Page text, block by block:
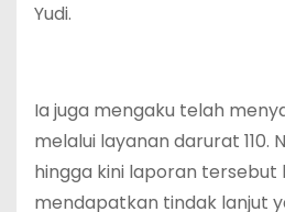
Yudi.
Ia juga mengaku telah
melalui layanan darurat 110.
hingga kini laporan tersebut
mendapatkan tindak lanjut